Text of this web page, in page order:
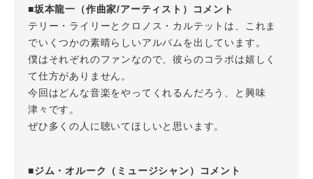
■坂本龍一（作曲家/アーティスト）コメント
テリー・ライリーとクロノス・カルテットは、これま
でいくつかの素晴らしいアルバムを出しています。
僕はそれぞれのファンなので、彼らのコラボは嬉しく
て仕方がありません。
今回はどんな音楽をやってくれるんだろう、と興味
津々です。
ぜひ多くの人に聴いてほしいと思います。
■ジム・オルーク（ミュージシャン）コメント